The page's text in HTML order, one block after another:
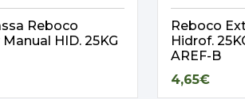
Reboco
HID. 25KG
Reboco
Hidrof.
AREF-B
4,65€